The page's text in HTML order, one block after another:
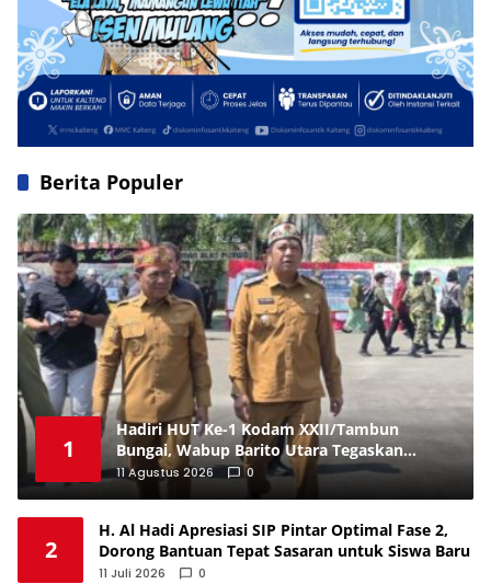
Berita Populer
1
Hadiri HUT Ke-1 Kodam XXII/Tambun
Bungai, Wabup Barito Utara Tegaskan
Komitmen Perkuat Sinergi dengan TNI
11 Agustus 2026 0
2
H. Al Hadi Apresiasi SIP Pintar Optimal Fase 2,
Dorong Bantuan Tepat Sasaran untuk Siswa Baru
11 Juli 2026 0